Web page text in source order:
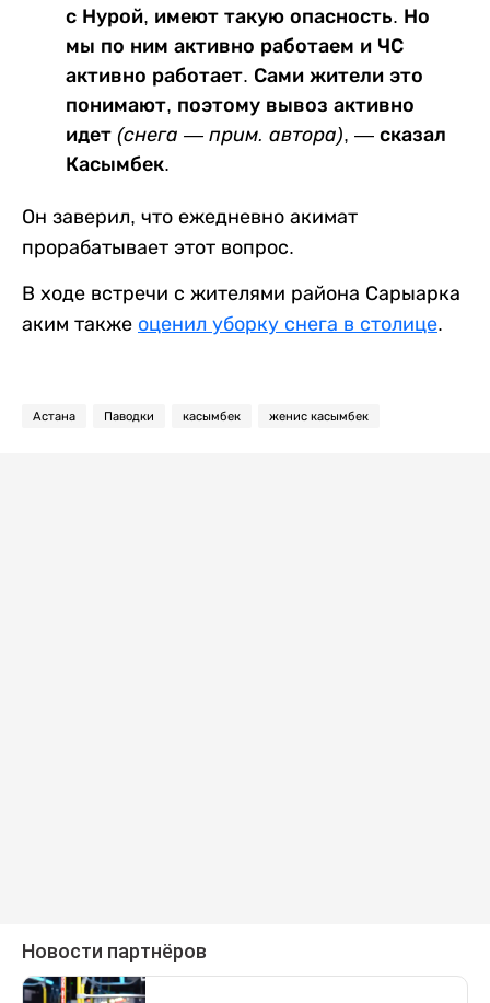
с Нурой, имеют такую опасность. Но
мы по ним активно работаем и ЧС
активно работает. Сами жители это
понимают, поэтому вывоз активно
идет (снега — прим. автора), — сказал
Касымбек.
Он заверил, что ежедневно акимат
прорабатывает этот вопрос.
В ходе встречи с жителями района Сарыарка
аким также оценил уборку снега в столице.
Астана Паводки касымбек женис касымбек